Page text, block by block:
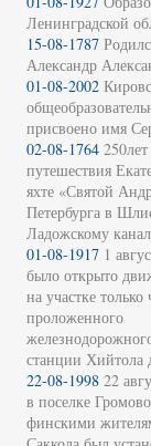
Ленинградской
15-08-1787
Александр
01-08-2002
присвоено имя
02-08-1764
путешествия
яхте «Святой
Петербурга в
Ладожскому
01-08-1917 1
было открыто
на участке только
проложенного
станции Хийтола
22-08-1998 22
в поселке
финскими